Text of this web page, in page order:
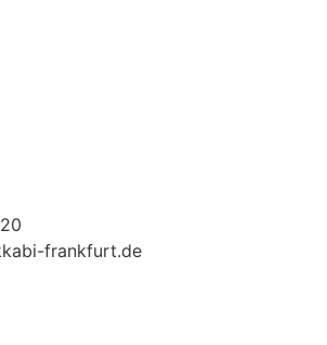
frankfurt.de